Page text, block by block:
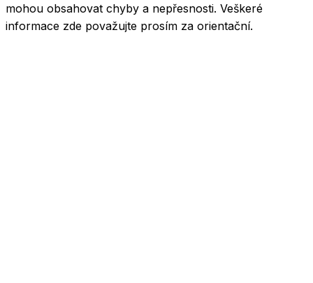
mohou obsahovat chyby a nepřesnosti. Veškeré
informace zde považujte prosím za orientační.